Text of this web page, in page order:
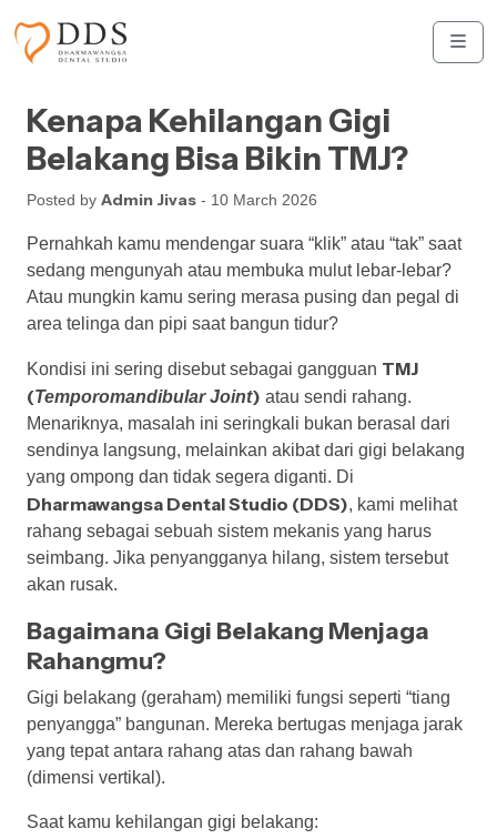
Kenapa Kehilangan Gigi
Belakang Bisa Bikin TMJ?
Posted by Admin Jivas - 10 March 2026
Pernahkah kamu mendengar suara “klik” atau “tak” saat
sedang mengunyah atau membuka mulut lebar-lebar?
Atau mungkin kamu sering merasa pusing dan pegal di
area telinga dan pipi saat bangun tidur?
Kondisi ini sering disebut sebagai gangguan TMJ
(Temporomandibular Joint) atau sendi rahang.
Menariknya, masalah ini seringkali bukan berasal dari
sendinya langsung, melainkan akibat dari gigi belakang
yang ompong dan tidak segera diganti. Di
Dharmawangsa Dental Studio (DDS), kami melihat
rahang sebagai sebuah sistem mekanis yang harus
seimbang. Jika penyangganya hilang, sistem tersebut
akan rusak.
Bagaimana Gigi Belakang Menjaga
Rahangmu?
Gigi belakang (geraham) memiliki fungsi seperti “tiang
penyangga” bangunan. Mereka bertugas menjaga jarak
yang tepat antara rahang atas dan rahang bawah
(dimensi vertikal).
Saat kamu kehilangan gigi belakang: